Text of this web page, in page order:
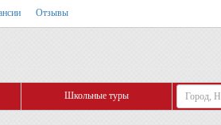
Отзывы
Школьные туры